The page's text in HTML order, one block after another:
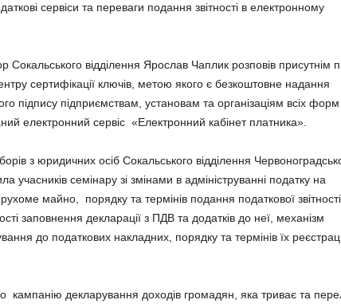
сервіси та переваги подання звітності в електронному
Сокальського відділення Ярослав Чаплик розповів присутнім
сертифікації ключів, метою якого є безкоштовне надання
підпису підприємствам, установам та організаціям всіх форм
електронний сервіс «Електронний кабінет платника».
з юридичних осіб Сокальського відділення
семінару зі змінами в адмініструванні податку на
майно, порядку та термінів подання податкової звітності.
заповнення декларації з ПДВ та додатків до неї, механізм
до податкових накладних, порядку та термінів їх
кампанію декларування доходів громадян, яка триває та